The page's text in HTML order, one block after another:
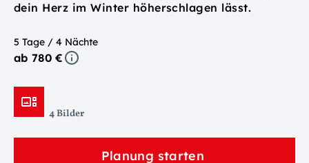
dein Herz im Winter höherschlagen lässt.
5 Tage / 4 Nächte
ab 780 €
4 Bilder
Planung starten